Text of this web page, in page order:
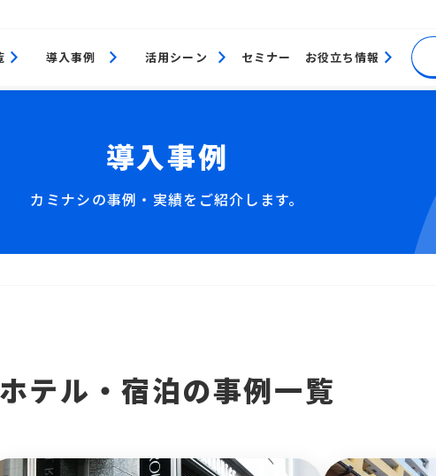
導入事例 活用シーン セミナー お役立ち情報
導入事例
カミナシの事例・実績をご紹介します。
ホテル・宿泊の事例一覧